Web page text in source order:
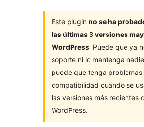
Este plugin no se ha
las últimas 3 versiones
WordPress. Puede que ya
soporte ni lo mantenga
puede que tenga problemas
compatibilidad cuando se
las versiones más recientes
WordPress.